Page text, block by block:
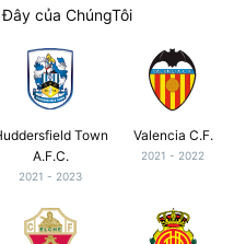
của ChúngTôi
Town
A.F.C.
2021 - 2023
Valencia C.F.
2021 - 2022